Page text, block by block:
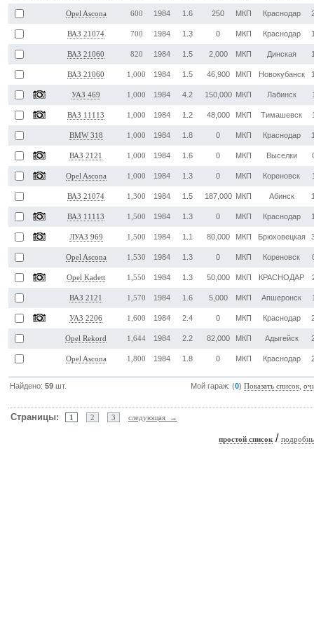
Opel Ascona 600 1984 1.6 250 МКП Краснодар
ВАЗ 21074 700 1984 1.3 0 МКП Краснодар
ВАЗ 21060 820 1984 1.5 2,000 МКП Динская
ВАЗ 21060 1,000 1984 1.5 46,900 МКП Новокубанск
УАЗ 469 1,000 1984 4.2 150,000 МКП Лабинск
ВАЗ 11113 1,000 1984 1.2 48,000 МКП Тимашевск
BMW 318 1,000 1984 1.8 0 МКП Краснодар
ВАЗ 2121 1,000 1984 1.6 0 МКП Выселки
Opel Ascona 1,000 1984 1.3 0 МКП Кореновск
ВАЗ 21074 1,300 1984 1.5 187,000 МКП Абинск
ВАЗ 11113 1,500 1984 1.3 0 МКП Краснодар
ЛУАЗ 969 1,500 1984 1.1 80,000 МКП Брюховецкая
Opel Ascona 1,530 1984 1.3 0 МКП Кореновск
Opel Kadett 1,550 1984 1.3 50,000 МКП КРАСНОДАР
ВАЗ 2121 1,570 1984 1.6 5,000 МКП Апшеронск
УАЗ 2206 1,600 1984 2.4 0 МКП Краснодар
Opel Rekord 1,644 1984 2.2 82,000 МКП Адыгейск
Opel Ascona 1,800 1984 1.8 0 МКП Краснодар
Найдено:59 шт. Мой гараж: (0)Показать список ,
Страницы: 1 2 3 следующая →
простой список /